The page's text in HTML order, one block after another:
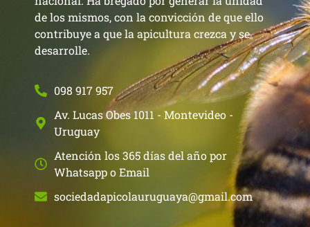
de los mismos, con la convicción de que ello
contribuye a que la apicultura crezca y se
desarrolle.
098 917 957
Av. Lucas Obes 1011 - Montevideo -
Uruguay
Atención los 365 días del año por
Whatsapp o Email
sociedadapicolauruguaya@gmail.com